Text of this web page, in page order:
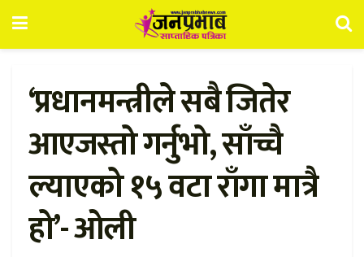
‘प्रधानमन्त्रीले सबै जितेर
आएजस्तो गर्नुभो, साँच्चै
ल्याएको १५ वटा राँगा मात्रै
हो’- ओली